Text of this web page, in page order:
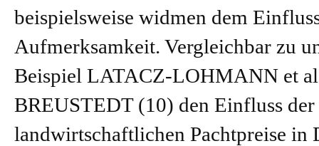
beispielsweise widmen dem
Aufmerksamkeit. Vergleichbar zu
Beispiel LATACZ-LOHMANN et
BREUSTEDT(10) den Einfluss der
landwirtschaftlichen Pachtpreise in